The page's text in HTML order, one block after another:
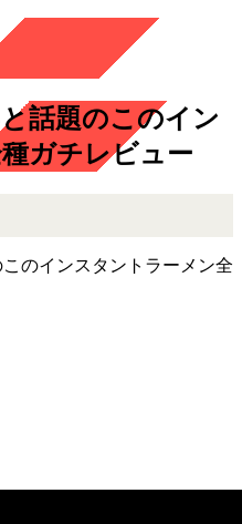
話題のこのイン
ガチレビュー